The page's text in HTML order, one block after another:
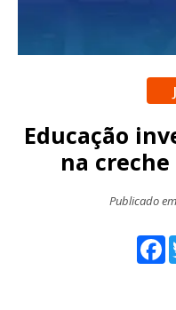
Educação
na
Publicado